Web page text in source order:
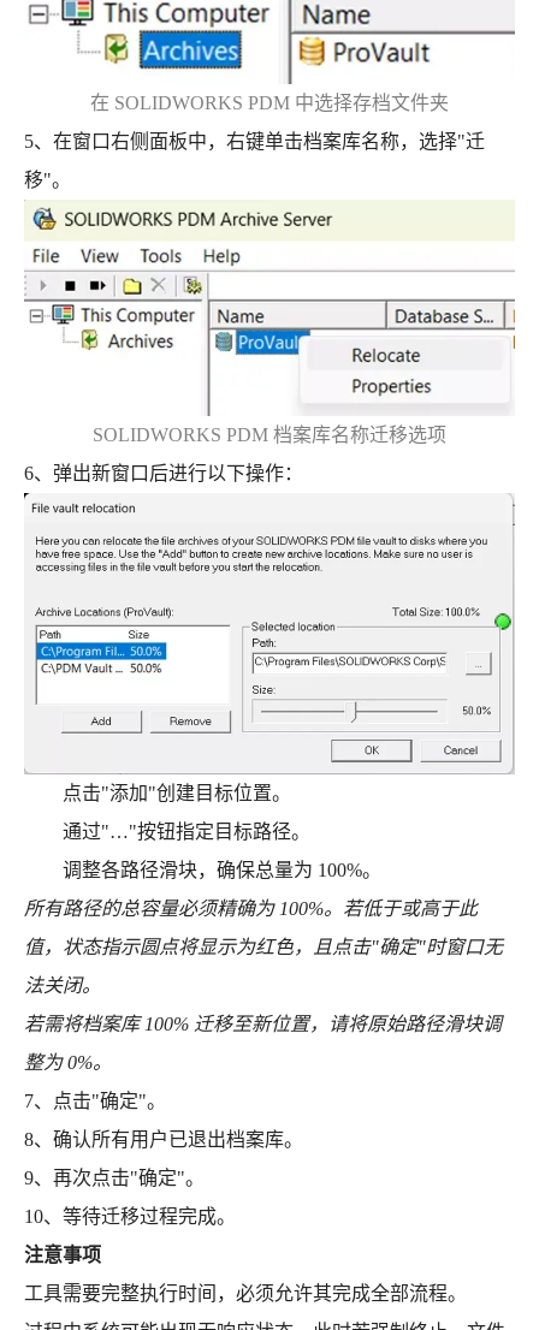
在 SOLIDWORKS PDM 中选择存档文件夹
5、在窗口右侧面板中，右键单击档案库名称，选择"迁
移"。
SOLIDWORKS PDM 档案库名称迁移选项
6、弹出新窗口后进行以下操作：
点击"添加"创建目标位置。
通过"…"按钮指定目标路径。
调整各路径滑块，确保总量为 100%。
所有路径的总容量必须精确为 100%。若低于或高于此
值，状态指示圆点将显示为红色，且点击"确定"时窗口无
法关闭。
若需将档案库 100% 迁移至新位置，请将原始路径滑块调
整为 0%。
7、点击"确定"。
8、确认所有用户已退出档案库。
9、再次点击"确定"。
10、等待迁移过程完成。
注意事项
工具需要完整执行时间，必须允许其完成全部流程。